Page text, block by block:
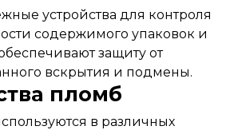
устройства для контроля
содержимого упаковок и
защиту от
вскрытия и подмены.
пломб
в различных